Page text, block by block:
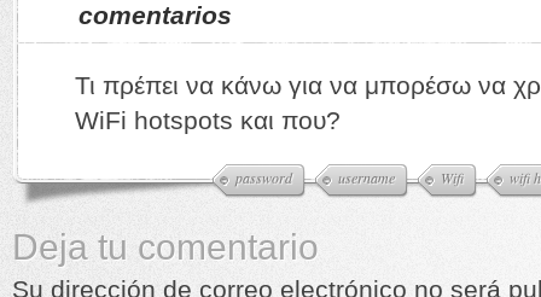
comentarios
password username Wifi wifi
Τι πρέπει να κάνω για να μπορέσω να
WiFi hotspots και που?
Deja tu comentario
Su dirección de correo electrónico no será